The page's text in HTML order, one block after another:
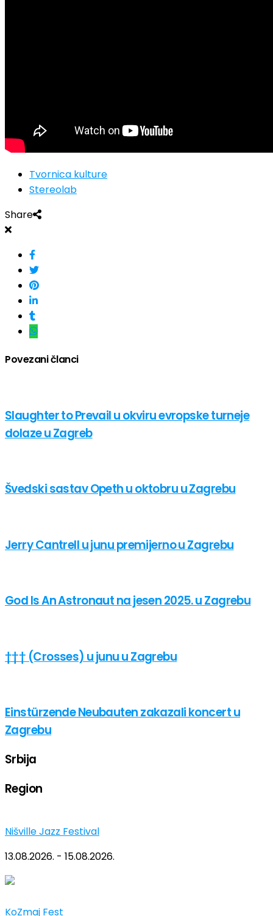
Tvornica kulture
Stereolab
Share
Povezani članci
Slaughter to Prevail u okviru evropske turneje
dolaze u Zagreb
Švedski sastav Opeth u oktobru u Zagrebu
Jerry Cantrell u junu premijerno u Zagrebu
God Is An Astronaut na jesen 2025. u Zagrebu
††† (Crosses) u junu u Zagrebu
Einstürzende Neubauten zakazali koncert u
Zagrebu
Srbija
Region
Nišville Jazz Festival
13.08.2026. - 15.08.2026.
KoZmaj Fest